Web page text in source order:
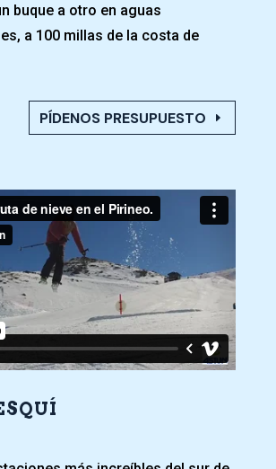
buque a otro en aguas
a 100 millas de la costa de
PÍDENOS PRESUPUESTO